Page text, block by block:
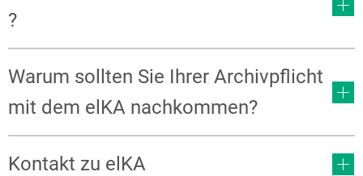
?
Warum sollten Sie Ihrer Archivpflicht
mit dem elKA nachkommen?
Kontakt zu elKA